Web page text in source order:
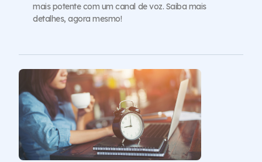
mais potente com um canal de voz. Saiba mais
detalhes, agora mesmo!